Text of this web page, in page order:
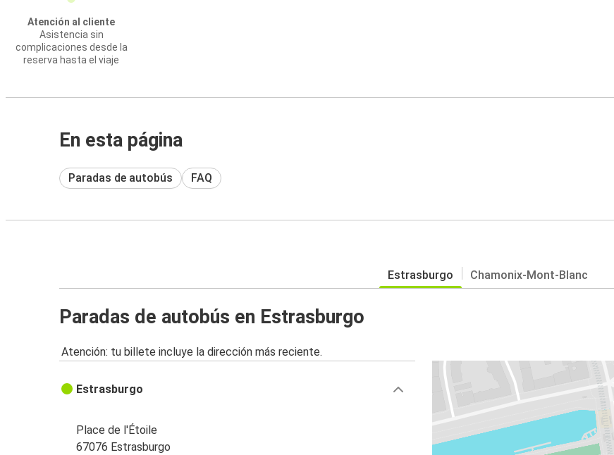
Atención al cliente
Asistencia sin
complicaciones desde la
reserva hasta el viaje
En esta página
Paradas de autobús FAQ
Estrasburgo Chamonix-Mont-Blanc
Paradas de autobús en Estrasburgo
Atención: tu billete incluye la dirección más reciente.
Estrasburgo
Place de l'Étoile
67076 Estrasburgo